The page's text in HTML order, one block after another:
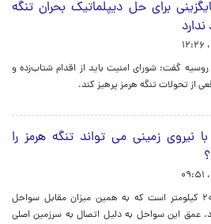
برای حل‌ دیپلماتیک بحران تنگه
گفت: شورای امنیت باید از اقدام شتاب‌زده و
از تحولات تنگه هرمز پرهیز کند.
با نیروی زمینی می تواند تنگه هرمز را
طول تنگه ۲۰۰ کیلومتر است که به همین میزان مقابل سواحل
عمق این سواحل به دلیل اتصال به سرزمین اصلی